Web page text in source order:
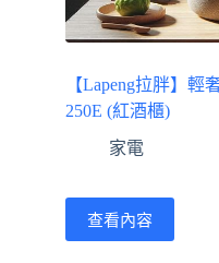
【Lapeng拉胖】輕
250E (紅酒櫃)
家電
查看內容